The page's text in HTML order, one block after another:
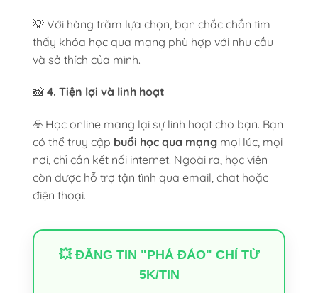
💡 Với hàng trăm lựa chọn, bạn chắc chắn tìm
thấy khóa học qua mạng phù hợp với nhu cầu
và sở thích của mình.
📸 4. Tiện lợi và linh hoạt
☣️ Học online mang lại sự linh hoạt cho bạn. Bạn
có thể truy cập buổi học qua mạng mọi lúc, mọi
nơi, chỉ cần kết nối internet. Ngoài ra, học viên
còn được hỗ trợ tận tình qua email, chat hoặc
điện thoại.
💥 ĐĂNG TIN "PHÁ ĐẢO" CHỈ TỪ
5K/TIN